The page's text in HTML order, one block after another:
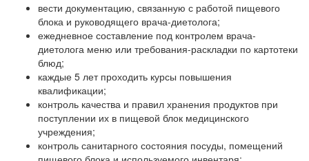
вести документацию, связанную с работой пищевого
блока и руководящего врача-диетолога;
ежедневное составление под контролем врача-
диетолога меню или требования-раскладки по картотеки
блюд;
каждые 5 лет проходить курсы повышения
квалификации;
контроль качества и правил хранения продуктов при
поступлении их в пищевой блок медицинского
учреждения;
контроль санитарного состояния посуды, помещений